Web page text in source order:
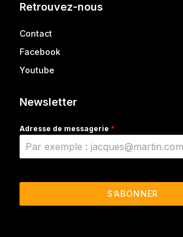
Retrouvez-nous
Contact
Facebook
Youtube
Newsletter
Adresse de messagerie *
S’ABONNER